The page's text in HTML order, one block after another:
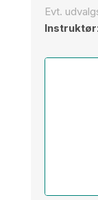
Evt.
Instruktør